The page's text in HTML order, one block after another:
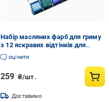
Набір масляних фарб для гриму
з 12 яскравих відтінків для
обличчя та тіла (U9240)
оцінити
259 ₴/шт.
Доставимо